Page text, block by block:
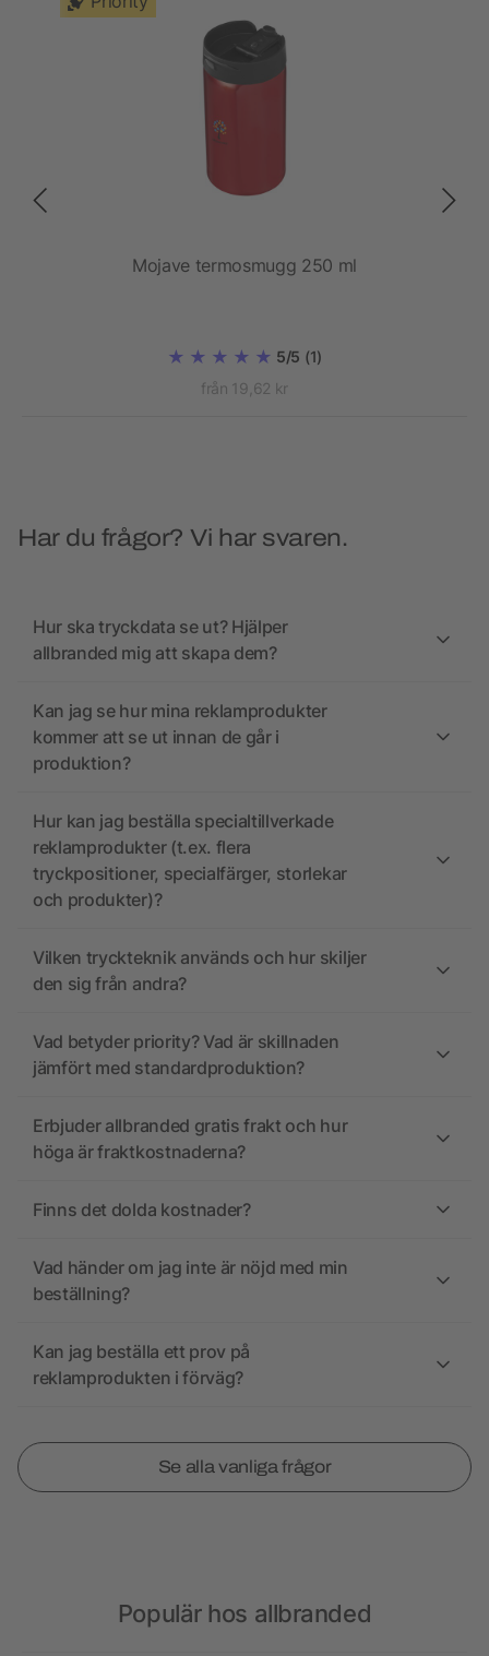
Mojave termosmugg 250 ml
5/5 (1)
från 19,62 kr
Har du frågor? Vi har svaren.
Hur ska tryckdata se ut? Hjälper
allbranded mig att skapa dem?
Kan jag se hur mina reklamprodukter
kommer att se ut innan de går i
produktion?
Hur kan jag beställa specialtillverkade
reklamprodukter (t.ex. flera
tryckpositioner, specialfärger, storlekar
och produkter)?
Vilken tryckteknik används och hur skiljer
den sig från andra?
Vad betyder priority? Vad är skillnaden
jämfört med standardproduktion?
Erbjuder allbranded gratis frakt och hur
höga är fraktkostnaderna?
Finns det dolda kostnader?
Vad händer om jag inte är nöjd med min
beställning?
Kan jag beställa ett prov på
reklamprodukten i förväg?
Se alla vanliga frågor
Populär hos allbranded